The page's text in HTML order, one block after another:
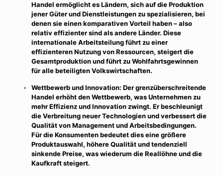
Handel ermöglicht es Ländern, sich auf die Produktion
jener Güter und Dienstleistungen zu spezialisieren, bei
denen sie einen komparativen Vorteil haben – also
relativ effizienter sind als andere Länder. Diese
internationale Arbeitsteilung führt zu einer
effizienteren Nutzung von Ressourcen, steigert die
Gesamtproduktion und führt zu Wohlfahrtsgewinnen
für alle beteiligten Volkswirtschaften.
Wettbewerb und Innovation: Der grenzüberschreitende
Handel erhöht den Wettbewerb, was Unternehmen zu
mehr Effizienz und Innovation zwingt. Er beschleunigt
die Verbreitung neuer Technologien und verbessert die
Qualität von Management und Arbeitsbedingungen.
Für die Konsumenten bedeutet dies eine größere
Produktauswahl, höhere Qualität und tendenziell
sinkende Preise, was wiederum die Reallöhne und die
Kaufkraft steigert.